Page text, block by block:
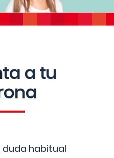
a tu
duda habitual